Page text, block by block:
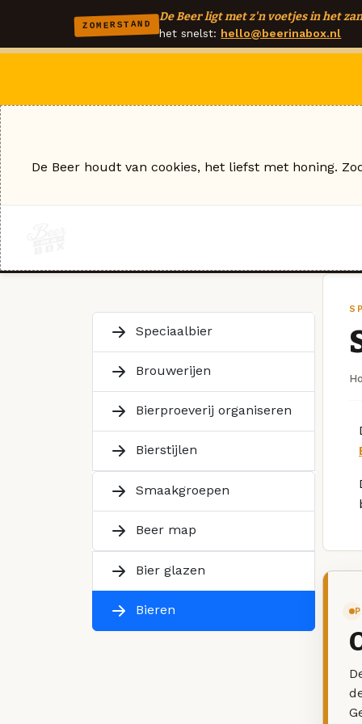
ZOMERSTAND
De Beer ligt met z'n voetjes in het
het snelst: hello@beerinabox.nl
Speciaalbier
Brouwerijen
Bierproeverij organiseren
Bierstijlen
Smaakgroepen
Beer map
Bier glazen
Bieren
De Beer houdt van cookies, het liefst met honing.